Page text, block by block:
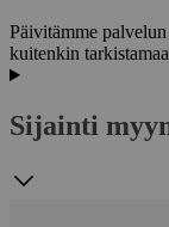
Päivitämme
kuitenkin
Sijainti